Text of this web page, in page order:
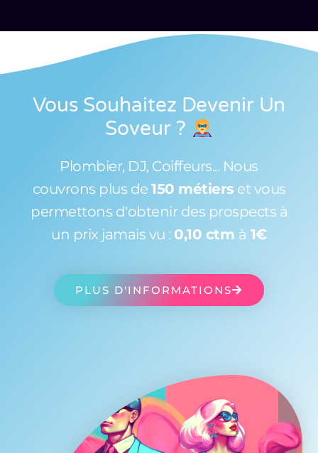
Vous Souhaitez Devenir Un
Soveur ?
Plombier, DJ, Coiffeurs... Nous
couvrons plus de 150 métiers et vous
permettons d'obtenir des prospects à
un prix jamais vu : 0,10 ctm à 1€
PLUS D'INFORMATIONS